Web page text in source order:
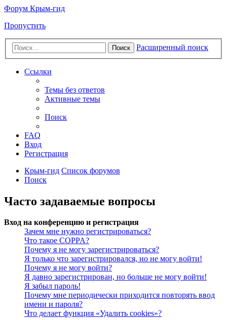
Форум Крым-гид
Пропустить
Поиск Расширенный поиск
Ссылки
Темы без ответов
Активные темы
Поиск
FAQ
Вход
Регистрация
Крым-гид Список форумов
Поиск
Часто задаваемые вопросы
Вход на конференцию и регистрация
Зачем мне нужно регистрироваться?
Что такое COPPA?
Почему я не могу зарегистрироваться?
Я только что зарегистрировался, но не могу войти!
Почему я не могу войти?
Я давно зарегистрирован, но больше не могу войти!
Я забыл пароль!
Почему мне периодически приходится повторять ввод
имени и пароля?
Что делает функция «Удалить cookies»?